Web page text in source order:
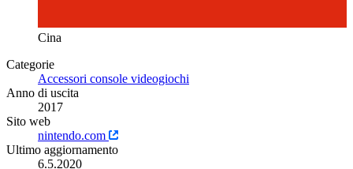
Cina
Categorie
Accessori console videogiochi
Anno di uscita
2017
Sito web
nintendo.com
Ultimo aggiornamento
6.5.2020